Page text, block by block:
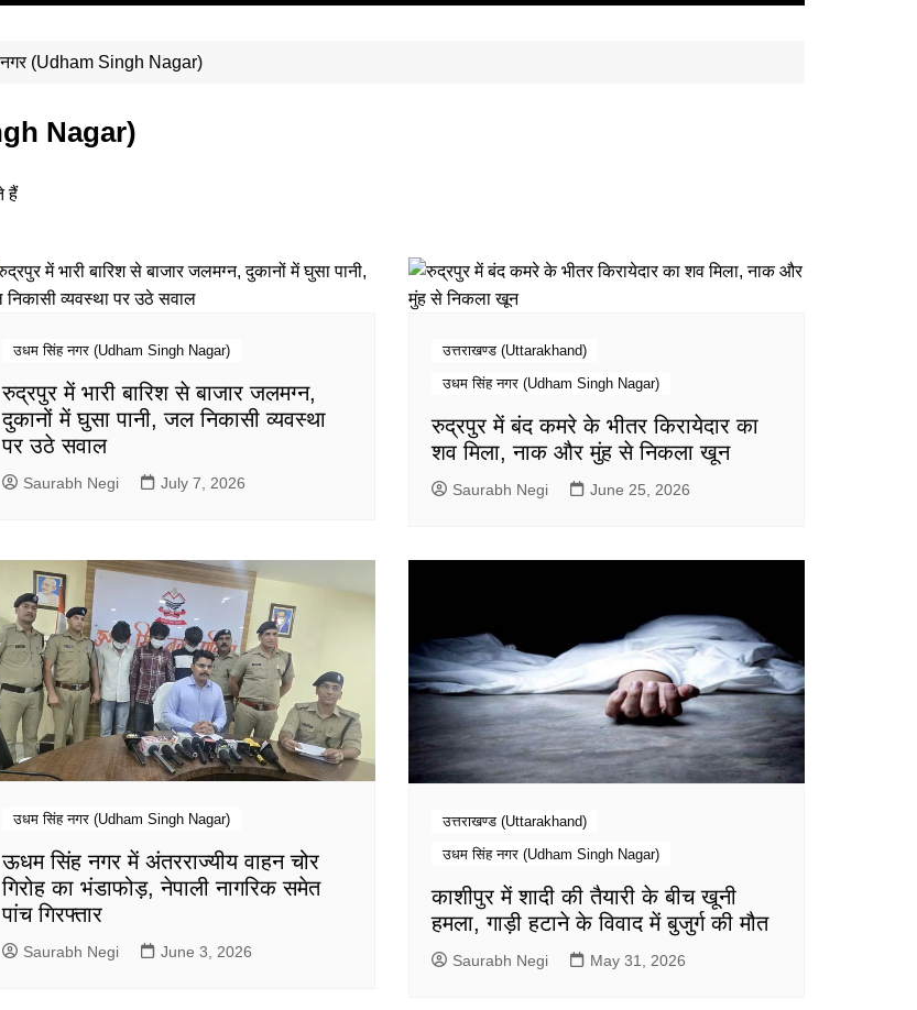
(Udham Singh Nagar)
Nagar)
हैं
उधम सिंह नगर (Udham Singh Nagar)
रुद्रपुर में भारी बारिश से बाजार जलमग्न,
दुकानों में घुसा पानी, जल निकासी व्यवस्था
पर उठे सवाल
Saurabh Negi July 7, 2026
उत्तराखण्ड (Uttarakhand)
उधम सिंह नगर (Udham Singh Nagar)
रुद्रपुर में बंद कमरे के भीतर किरायेदार का
शव मिला, नाक और मुंह से निकला खून
Saurabh Negi June 25, 2026
उधम सिंह नगर (Udham Singh Nagar)
ऊधम सिंह नगर में अंतरराज्यीय वाहन चोर
गिरोह का भंडाफोड़, नेपाली नागरिक समेत
पांच गिरफ्तार
Saurabh Negi June 3, 2026
उत्तराखण्ड (Uttarakhand)
उधम सिंह नगर (Udham Singh Nagar)
काशीपुर में शादी की तैयारी के बीच खूनी
हमला, गाड़ी हटाने के विवाद में बुजुर्ग की मौत
Saurabh Negi May 31, 2026